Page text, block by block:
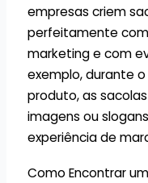
empresas criem
perfeitamente
marketing e com
exemplo, durante
produto, as
imagens ou
experiência de
Como Encontrar